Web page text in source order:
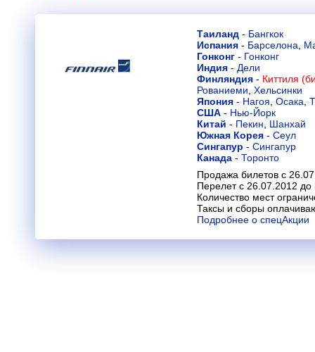
Таиланд - Бангкок
Испания - Барселона
Гонконг - Гонконг
Индия - Дели
Финляндия - Киттиля
Рованиеми Хельсинки
Япония - Нагоя Осака
США - Нью-Йорк
Китай - Пекин
Шанхай
Южная Корея - Сеул
Сингапур - Сингапур
Канада - Торонто
Продажа билетов с
Перелет с 26.07.2012 до
Количество мест
Таксы и сборы
Подробнее о спецАкции